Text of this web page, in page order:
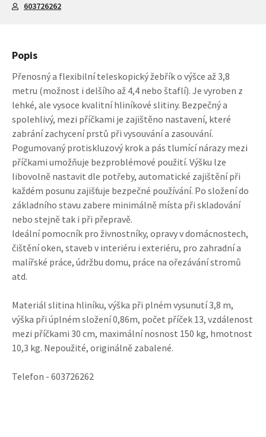
603726262
Popis
Přenosný a flexibilní teleskopický žebřík o výšce až 3,8
metru (možnost i delšího až 4,4 nebo štaflí). Je vyroben z
lehké, ale vysoce kvalitní hliníkové slitiny. Bezpečný a
spolehlivý, mezi příčkami je zajištěno nastavení, které
zabrání zachycení prstů při vysouvání a zasouvání.
Pogumovaný protiskluzový krok a pás tlumící nárazy mezi
příčkami umožňuje bezproblémové použití. Výšku lze
libovolně nastavit dle potřeby, automatické zajištění při
každém posunu zajišťuje bezpečné používání. Po složení do
základního stavu zabere minimálně místa při skladování
nebo stejně tak i při přepravě.
Ideální pomocník pro živnostníky, opravy v domácnostech,
čištění oken, staveb v interiéru i exteriéru, pro zahradní a
malířské práce, údržbu domu, práce na ořezávání stromů
atd.
Materiál slitina hliníku, výška při plném vysunutí 3,8 m,
výška při úplném složení 0,86m, počet příček 13, vzdálenost
mezi příčkami 30 cm, maximální nosnost 150 kg, hmotnost
10,3 kg. Nepoužité, originálně zabalené.
Telefon - 603726262